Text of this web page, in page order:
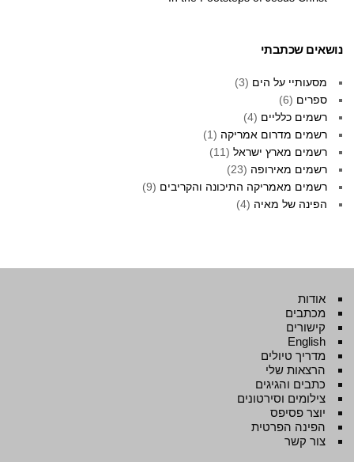
נושאים שכתבתי
מסעותיי על הים (3)
ספרים (6)
רשמים כלליים (4)
רשמים מדרום אמריקה (1)
רשמים מארץ ישראל (11)
רשמים מאירופה (23)
רשמים מאמריקה התיכונה והקריבים (9)
הפינה של מאיה (4)
אודות
מכתבים
קישורים
English
מדריך טיולים
הרצאות שלי
כתבים והגיגים
צילומים וסירטונים
יוצר פסיפס
הפינה הפרטית
צור קשר